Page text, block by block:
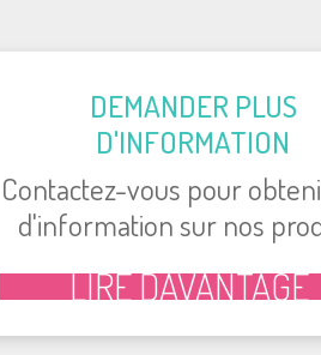
DEMAN­DER PLUS
D'IN­FOR­MA­TION
Contac­tez-vous pour
d'in­for­ma­tion sur nos
LIRE DAVAN­TAGE